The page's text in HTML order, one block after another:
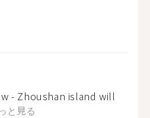
- Zhoushan island will
と見る